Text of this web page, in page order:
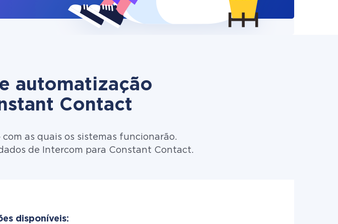
automatização
Contact
as quais os sistemas funcionarão.
de Intercom para Constant Contact.
disponíveis: